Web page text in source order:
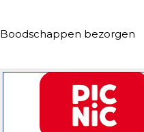
Boodschappen bezorgen